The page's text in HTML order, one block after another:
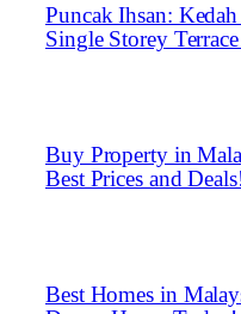
Puncak Ihsan:
Single Storey
Buy Property in
Best Prices and
Best Homes in